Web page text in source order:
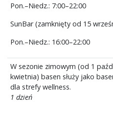
Pon.–Niedz.: 7:00–22:00
SunBar (zamknięty od 15
Pon.–Niedz.: 16:00–22:00
W sezonie zimowym (od 1
kwietnia) basen służy jako
dla strefy wellness.
1 dzień